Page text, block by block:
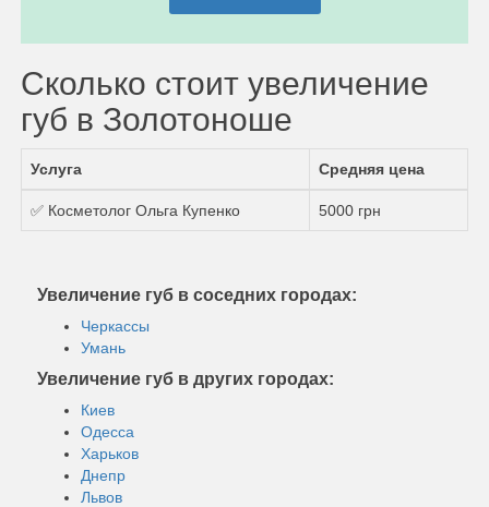
Сколько стоит увеличение
губ в Золотоноше
Услуга Средняя цена
✅ Косметолог Ольга Купенко 5000 грн
Увеличение губ в соседних городах:
Черкассы
Умань
Увеличение губ в других городах:
Киев
Одесса
Харьков
Днепр
Львов